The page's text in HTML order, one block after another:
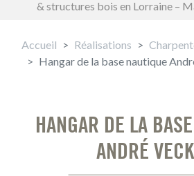
& structures bois en Lorraine –
Accueil Réalisations
Hangar de la base nautique
HANGAR DE LA
ANDRÉ